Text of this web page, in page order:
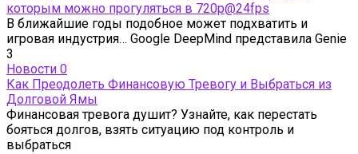
которым можно прогуляться в 720p@24fps
В ближайшие годы подобное может подхватить и
игровая индустрия… Google DeepMind представила Genie
3
Новости 0
Как Преодолеть Финансовую Тревогу и Выбраться из
Долговой Ямы
Финансовая тревога душит? Узнайте, как перестать
бояться долгов, взять ситуацию под контроль и
выбраться